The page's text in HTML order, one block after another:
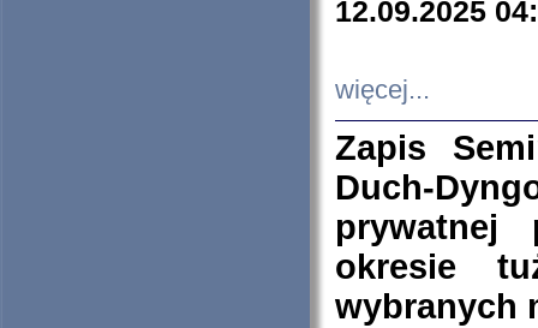
12.09.2025
więcej...
Zapis
Duch-
prywatnej
okresie
wybranych